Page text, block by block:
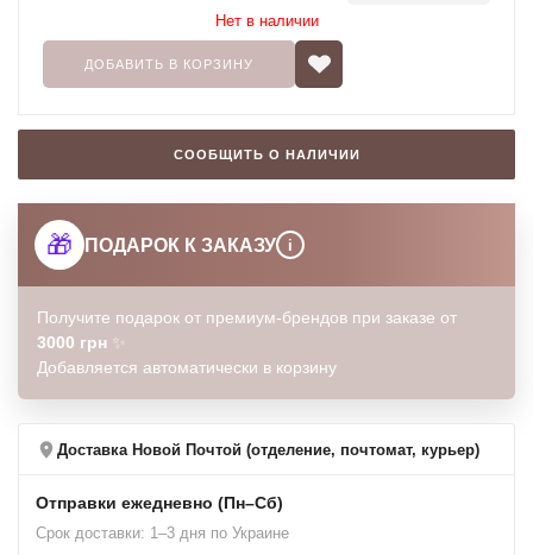
Нет в наличии
ДОБАВИТЬ В КОРЗИНУ
СООБЩИТЬ О НАЛИЧИИ
🎁 ПОДАРОК К ЗАКАЗУ i
Получите подарок от премиум-брендов при заказе от
3000 грн ✨
Добавляется автоматически в корзину
Доставка Новой Почтой (отделение, почтомат, курьер)
Отправки ежедневно (Пн–Сб)
Срок доставки: 1–3 дня по Украине